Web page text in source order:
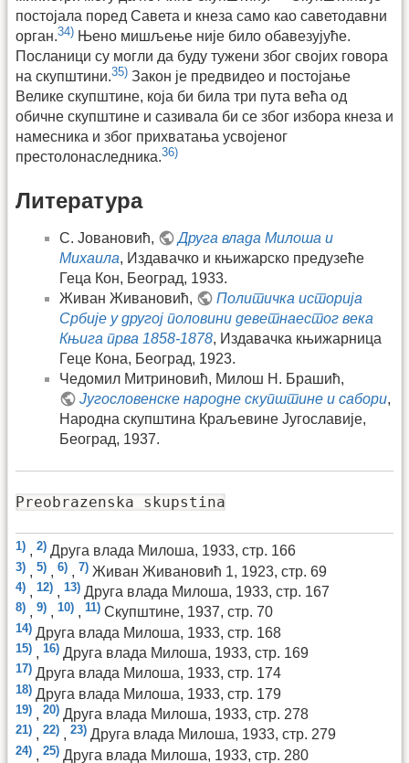
постојала поред Савета и кнеза само као саветодавни
орган.34) Њено мишљење није било обавезујуће.
Посланици су могли да буду тужени због својих говора
на скупштини.35) Закон је предвидео и постојање
Велике скупштине, која би била три пута већа од
обичне скупштине и сазивала би се због избора кнеза и
намесника и због прихватања усвојеног
престолонаследника.36)
Литература
С. Јовановић,
Друга влада Милоша и
Михаила, Издавачко и књижарско предузеће
Геца Кон, Београд, 1933.
Живан Живановић,
Политичка историја
Србије у другој половини деветнаестог века
Књига прва 1858-1878, Издавачка књижарница
Геце Кона, Београд, 1923.
Чедомил Митриновић, Милош Н. Брашић,
Југословенске народне скупштине и сабори,
Народна скупштина Краљевине Југославије,
Београд, 1937.
Preobrazenska skupstina
1) , 2) Друга влада Милоша, 1933, стр. 166
3) , 5) , 6) , 7) Живан Живановић 1, 1923, стр. 69
4) , 12) , 13) Друга влада Милоша, 1933, стр. 167
8) , 9) , 10) , 11) Скупштине, 1937, стр. 70
14) Друга влада Милоша, 1933, стр. 168
15) , 16) Друга влада Милоша, 1933, стр. 169
17) Друга влада Милоша, 1933, стр. 174
18) Друга влада Милоша, 1933, стр. 179
19) , 20) Друга влада Милоша, 1933, стр. 278
21) , 22) , 23) Друга влада Милоша, 1933, стр. 279
24) , 25) Друга влада Милоша, 1933, стр. 280